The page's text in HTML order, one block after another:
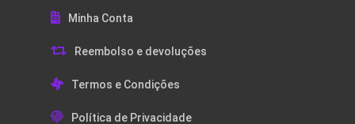
Minha Conta
Reembolso e devoluções
Termos e Condições
Política de Privacidade